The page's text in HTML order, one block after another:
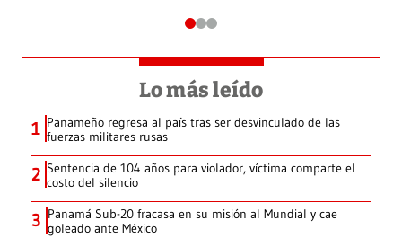
Lo más leído
1 Panameño regresa al país tras ser desvinculado de las
fuerzas militares rusas
2 Sentencia de 104 años para violador, víctima comparte el
costo del silencio
3 Panamá Sub-20 fracasa en su misión al Mundial y cae
goleado ante México